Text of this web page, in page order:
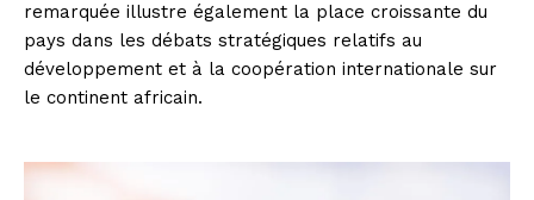
remarquée illustre également la place croissante du
pays dans les débats stratégiques relatifs au
développement et à la coopération internationale sur
le continent africain.